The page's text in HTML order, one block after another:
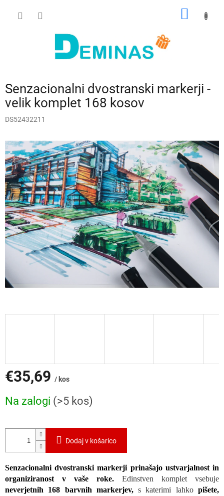
Senzacionalni dvostranski markerji -
velik komplet 168 kosov
DS52432211
€35,69 / kos
mere:
Na zalogi (>5 kos)
Dodaj v košarico
Senzacionalni dvostranski markerji prinašajo ustvarjalnost in
organiziranost v vaše roke.
Edinstven komplet vsebuje
neverjetnih 168 barvnih markerjev, s katerimi lahkopišete,